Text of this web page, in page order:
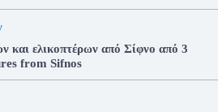
και ελικοπτέρων από Σίφνο από 3
from Sifnos